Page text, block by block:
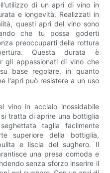
di un apri di vino in
e longevità. Realizzati in
questi apri del vino sono
che tu possa goderti
preoccuparti della rottura
Questa durata è
gli appassionati di vino che
base regolare, in quanto
l'apri può resistere a un uso
vino in acciaio inossidabile
tratta di aprire una bottiglia
taglia facilmente
superiore della bottiglia,
e liscia del sughero. Il
una presa comoda e
senza sforzo inserire il